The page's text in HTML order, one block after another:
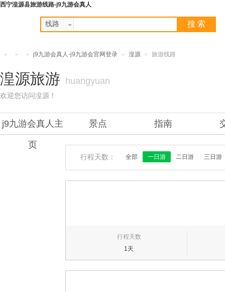
西宁湟源县旅游线路-j9九游会真人
线路 搜 索
> > > j9九游会真人-j9九游会官网登录 > 湟源 > 旅游线路
湟源旅游 huangyuan
欢迎您访问湟源！
j9九游会真人主
页
景点 指南
行程天数： 全部 一日游 二日游 三日游
行程天数
1天